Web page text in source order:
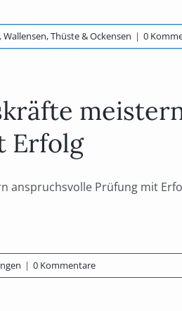
,Wallensen, Thüste & Ockensen | 0
Erfolg
anspruchsvolle Prüfung mit
| 0 Kommentare